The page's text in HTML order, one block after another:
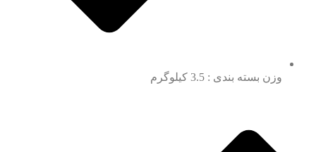
وزن بسته بندی : 3.5 کیلوگرم